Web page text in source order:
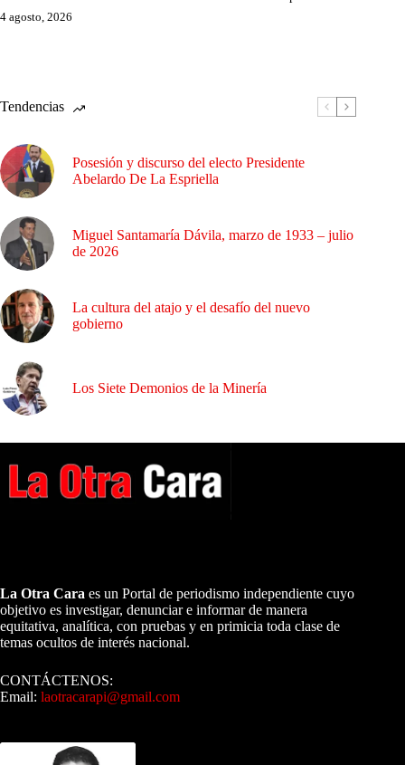
4 agosto, 2026
Tendencias
Posesión y discurso del electo Presidente
Abelardo De La Espriella
Miguel Santamaría Dávila, marzo de 1933 – julio
de 2026
La cultura del atajo y el desafío del nuevo
gobierno
Los Siete Demonios de la Minería
La Otra Cara es un Portal de periodismo independiente cuyo
objetivo es investigar, denunciar e informar de manera
equitativa, analítica, con pruebas y en primicia toda clase de
temas ocultos de interés nacional.
CONTÁCTENOS:
Email: laotracarapi@gmail.com